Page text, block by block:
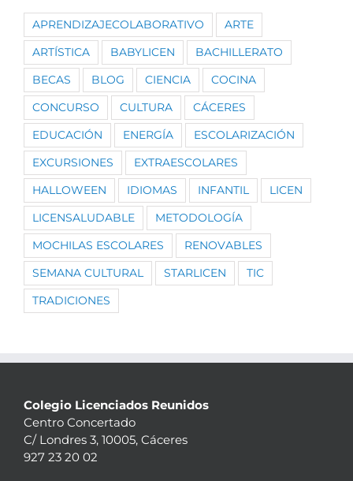
APRENDIZAJECOLABORATIVO ARTE
ARTÍSTICA BABYLICEN BACHILLERATO
BECAS BLOG CIENCIA COCINA
CONCURSO CULTURA CÁCERES
EDUCACIÓN ENERGÍA ESCOLARIZACIÓN
EXCURSIONES EXTRAESCOLARES
HALLOWEEN IDIOMAS INFANTIL LICEN
LICENSALUDABLE METODOLOGÍA
MOCHILAS ESCOLARES RENOVABLES
SEMANA CULTURAL STARLICEN TIC
TRADICIONES
Colegio Licenciados Reunidos
Centro Concertado
C/ Londres 3, 10005, Cáceres
927 23 20 02